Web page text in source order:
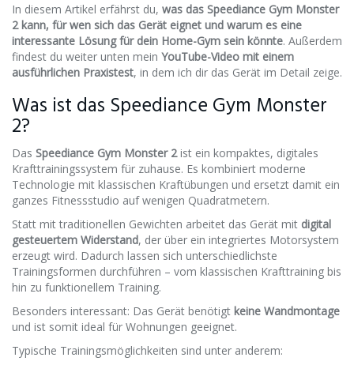
In diesem Artikel erfährst du, was das Speediance Gym Monster
2 kann, für wen sich das Gerät eignet und warum es eine
interessante Lösung für dein Home-Gym sein könnte. Außerdem
findest du weiter unten mein YouTube-Video mit einem
ausführlichen Praxistest, in dem ich dir das Gerät im Detail zeige.
Was ist das Speediance Gym Monster
2?
Das Speediance Gym Monster 2ist ein kompaktes, digitales
Krafttrainingssystem für zuhause. Es kombiniert moderne
Technologie mit klassischen Kraftübungen und ersetzt damit ein
ganzes Fitnessstudio auf wenigen Quadratmetern.
Statt mit traditionellen Gewichten arbeitet das Gerät mit digital
gesteuertem Widerstand, der über ein integriertes Motorsystem
erzeugt wird. Dadurch lassen sich unterschiedlichste
Trainingsformen durchführen – vom klassischen Krafttraining bis
hin zu funktionellem Training.
Besonders interessant: Das Gerät benötigt keine Wandmontage
und ist somit ideal für Wohnungen geeignet.
Typische Trainingsmöglichkeiten sind unter anderem: